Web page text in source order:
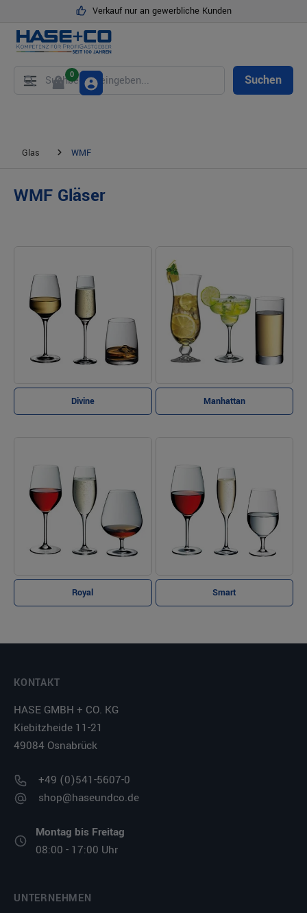
Verkauf nur an gewerbliche Kunden
Suchen
0
Glas WMF
WMF Gläser
Divine Manhattan
Royal Smart
KONTAKT
HASE GMBH + CO. KG
Kiebitzheide 11-21
49084 Osnabrück
+49 (0)541-5607-0
shop@haseundco.de
Montag bis Freitag
08:00 - 17:00 Uhr
UNTERNEHMEN